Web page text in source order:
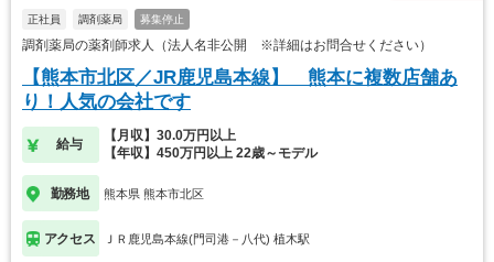
正社員 調剤薬局 募集停止
調剤薬局の薬剤師求人（法人名非公開 ※詳細はお問合せください）
【熊本市北区／JR鹿児島本線】 熊本に複数店舗あ
り！人気の会社です
給与
【月収】30.0万円以上
【年収】450万円以上 22歳～モデル
勤務地 熊本県 熊本市北区
アクセス ＪＲ鹿児島本線(門司港－八代) 植木駅